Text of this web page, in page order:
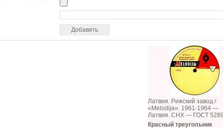
Латвия. Рижский завод /
«Melodija». 1961-1964 —
Латвия. СНХ — ГОСТ
Красный треугольник